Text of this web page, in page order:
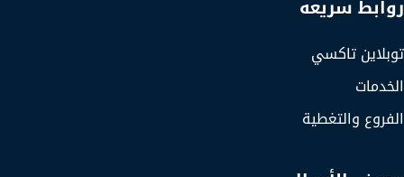
روابط سريعه
توبلاين تاكسي
الخدمات
الفروع والتغطية